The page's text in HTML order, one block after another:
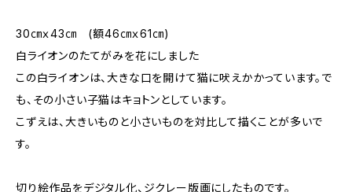
30㎝ｘ43㎝ (額46㎝ｘ61㎝)
白ライオンのたてがみを花にしました
この白ライオンは、大きな口を開けて猫に吠えかかっています。で
も、その小さい子猫はキョトンとしています。
こずえは、大きいものと小さいものを対比して描くことが多いで
す。
切り絵作品をデジタル化、ジクレー版画にしたものです。